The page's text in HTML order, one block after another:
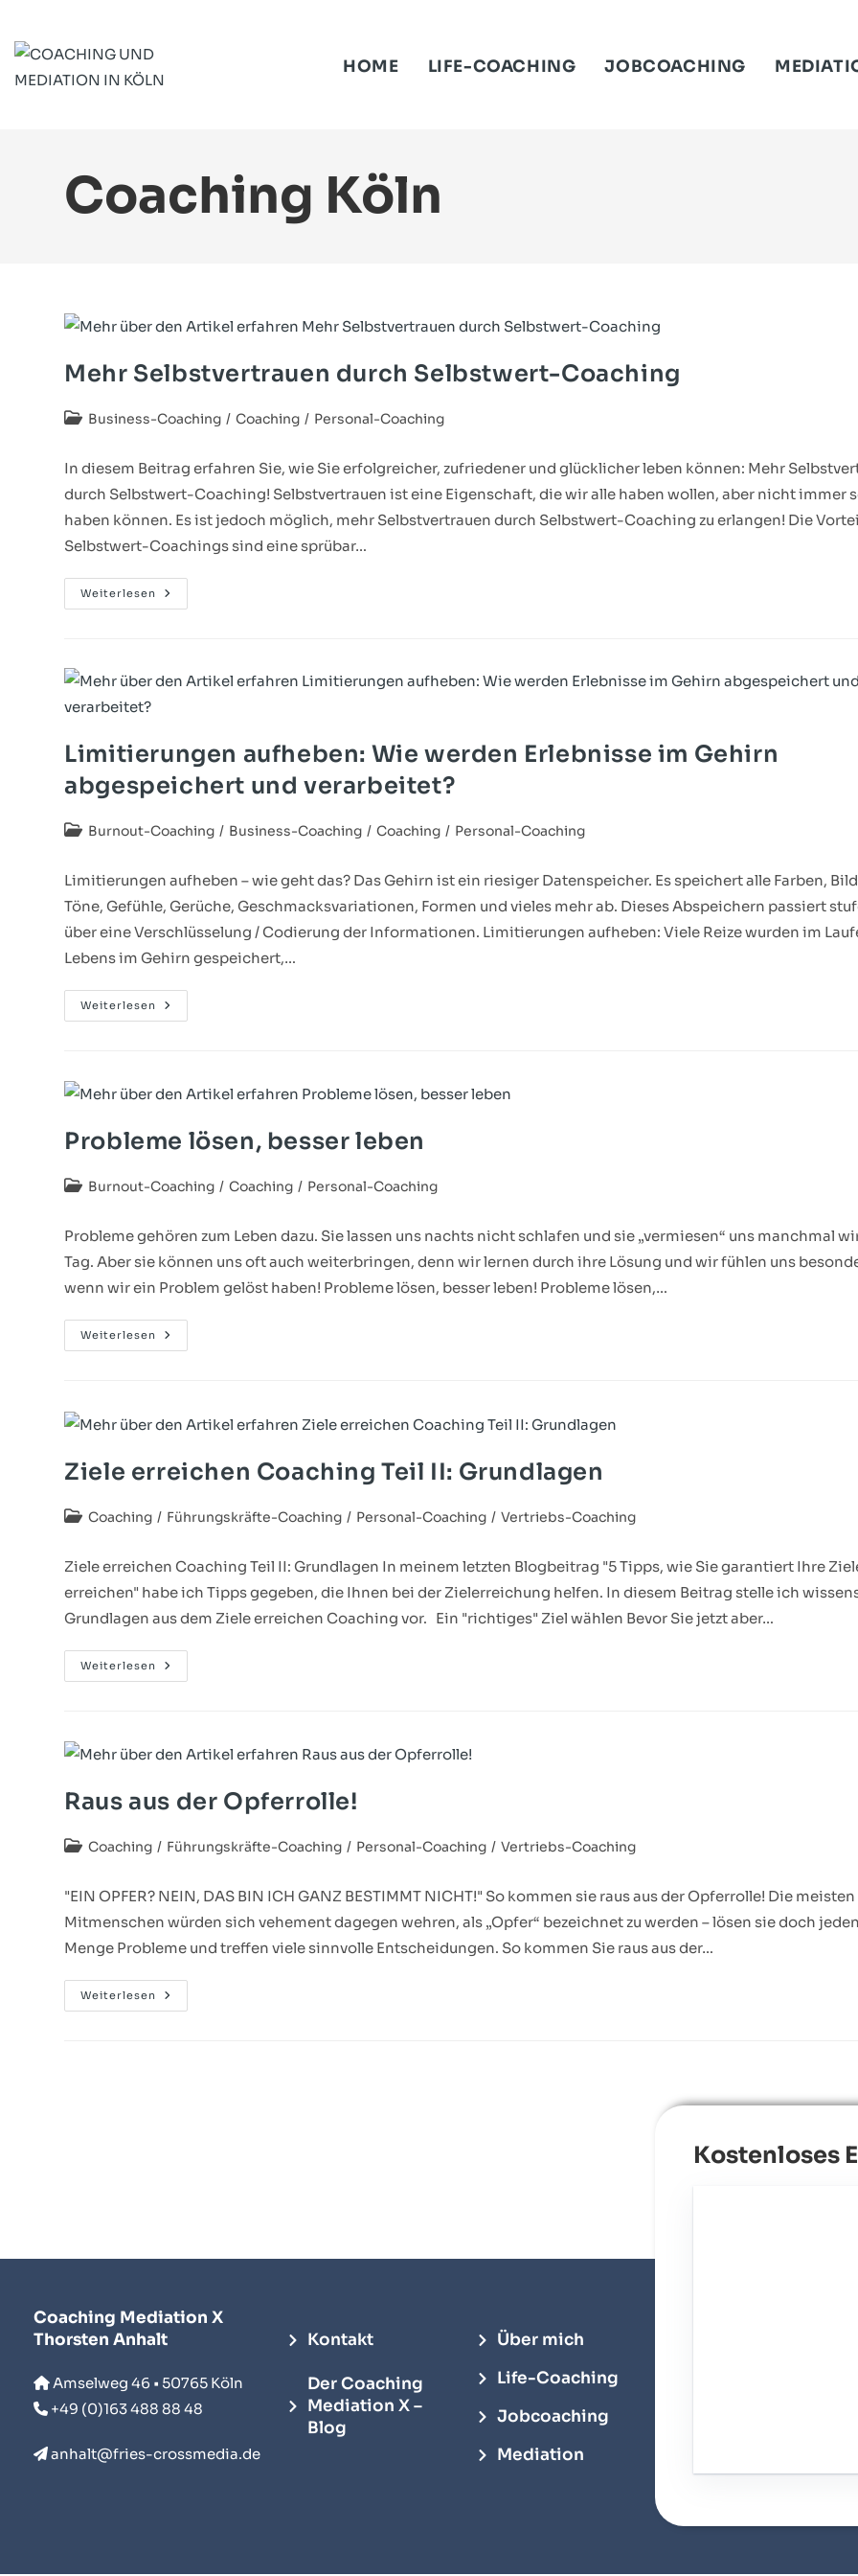
HOME LIFE-COACHING JOBCOACHING
Coaching Köln
Mehr Selbstvertrauen durch Selbstwert-Coaching
Business-Coaching / Coaching / Personal-Coaching
In diesem Beitrag erfahren Sie, wie Sie erfolgreicher, zufriedener und glücklicher leben können: Mehr
durch Selbstwert-Coaching! Selbstvertrauen ist eine Eigenschaft, die wir alle haben wollen, aber nicht immer
haben können. Es ist jedoch möglich, mehr Selbstvertrauen durch Selbstwert-Coaching zu erlangen! Die
Selbstwert-Coachings sind eine sprübar…
Weiterlesen
Limitierungen aufheben: Wie werden Erlebnisse im Gehirn
abgespeichert und verarbeitet?
Burnout-Coaching / Business-Coaching / Coaching / Personal-Coaching
Limitierungen aufheben – wie geht das? Das Gehirn ist ein riesiger Datenspeicher. Es speichert alle Farben,
Töne, Gefühle, Gerüche, Geschmacksvariationen, Formen und vieles mehr ab. Dieses Abspeichern passiert
über eine Verschlüsselung / Codierung der Informationen. Limitierungen aufheben: Viele Reize wurden im
Lebens im Gehirn gespeichert,…
Weiterlesen
Probleme lösen, besser leben
Burnout-Coaching / Coaching / Personal-Coaching
Probleme gehören zum Leben dazu. Sie lassen uns nachts nicht schlafen und sie „vermiesen“ uns manchmal
Tag. Aber sie können uns oft auch weiterbringen, denn wir lernen durch ihre Lösung und wir fühlen uns
wenn wir ein Problem gelöst haben! Probleme lösen, besser leben! Probleme lösen,…
Weiterlesen
Ziele erreichen Coaching Teil II: Grundlagen
Coaching / Führungskräfte-Coaching / Personal-Coaching / Vertriebs-Coaching
Ziele erreichen Coaching Teil II: Grundlagen In meinem letzten Blogbeitrag "5 Tipps, wie Sie garantiert Ihre
erreichen" habe ich Tipps gegeben, die Ihnen bei der Zielerreichung helfen. In diesem Beitrag stelle ich
Grundlagen aus dem Ziele erreichen Coaching vor. Ein "richtiges" Ziel wählen Bevor Sie jetzt aber…
Weiterlesen
Raus aus der Opferrolle!
Coaching / Führungskräfte-Coaching / Personal-Coaching / Vertriebs-Coaching
"EIN OPFER? NEIN, DAS BIN ICH GANZ BESTIMMT NICHT!" So kommen sie raus aus der Opferrolle! Die
Mitmenschen würden sich vehement dagegen wehren, als „Opfer“ bezeichnet zu werden – lösen sie doch
Menge Probleme und treffen viele sinnvolle Entscheidungen. So kommen Sie raus aus der…
Weiterlesen
Coaching Mediation X
Thorsten Anhalt
Amselweg 46 • 50765 Köln
+49 (0)163 488 88 48
anhalt@fries-crossmedia.de
Kontakt
Der Coaching
Mediation X –
Blog
Über mich
Life-Coaching
Jobcoaching
Mediation
Kostenloses